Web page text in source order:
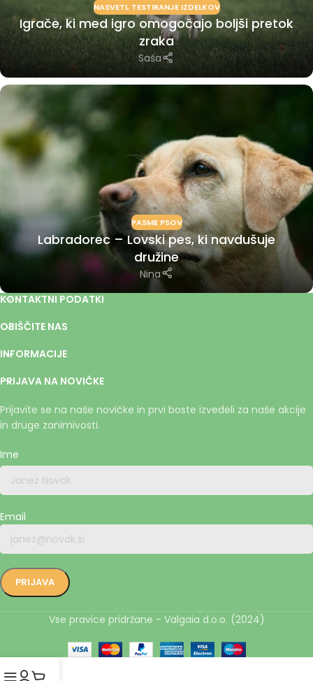
NASVETI, TESTIRANJE IZDELKOV
Igrače, ki med igro omogočajo boljši pretok
zraka
Saša
PASME PSOV
Labradorec – Lovski pes, ki navdušuje
družine
Nina
KONTAKTNI PODATKI
OBIŠČITE NAS
INFORMACIJE
PRIJAVA NA NOVIČKE
Prijavite se na naše novičke in prvi boste izvedeli za naše akcije
in druge zanimivosti.
Ime
Email
Vse pravice pridržane - Valgaia d.o.o. (2024)